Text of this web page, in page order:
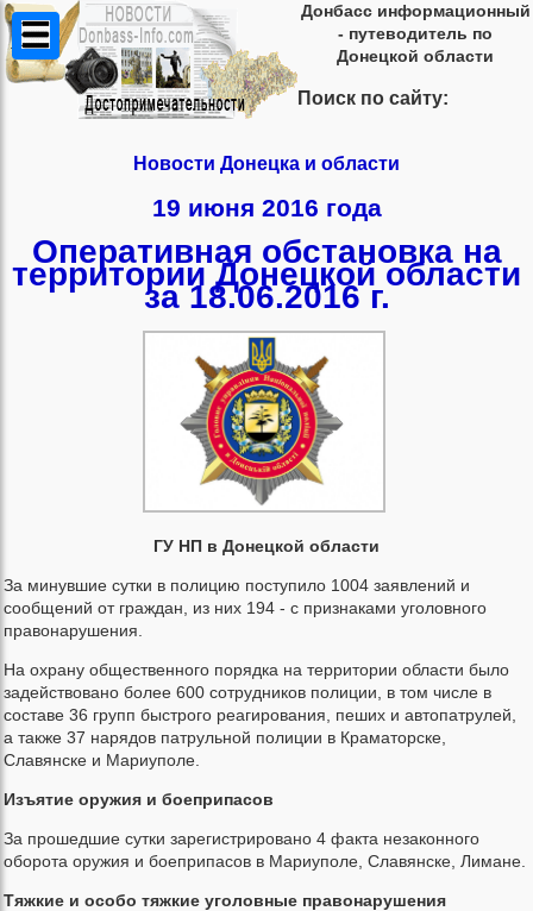
Донбасс информационный
- путеводитель по
Донецкой области
Поиск по сайту:
Новости Донецка и области
19 июня 2016 года
Оперативная обстановка на
территории Донецкой области
за 18.06.2016 г.
ГУ НП в Донецкой области
За минувшие сутки в полицию поступило 1004 заявлений и
сообщений от граждан, из них 194 - с признаками уголовного
правонарушения.
На охрану общественного порядка на территории области было
задействовано более 600 сотрудников полиции, в том числе в
составе 36 групп быстрого реагирования, пеших и автопатрулей,
а также 37 нарядов патрульной полиции в Краматорске,
Славянске и Мариуполе.
Изъятие оружия и боеприпасов
За прошедшие сутки зарегистрировано 4 факта незаконного
оборота оружия и боеприпасов в Мариуполе, Славянске, Лимане.
Тяжкие и особо тяжкие уголовные правонарушения